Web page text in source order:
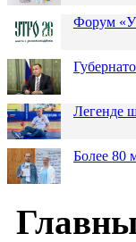
Форум
Легенде
Более 80